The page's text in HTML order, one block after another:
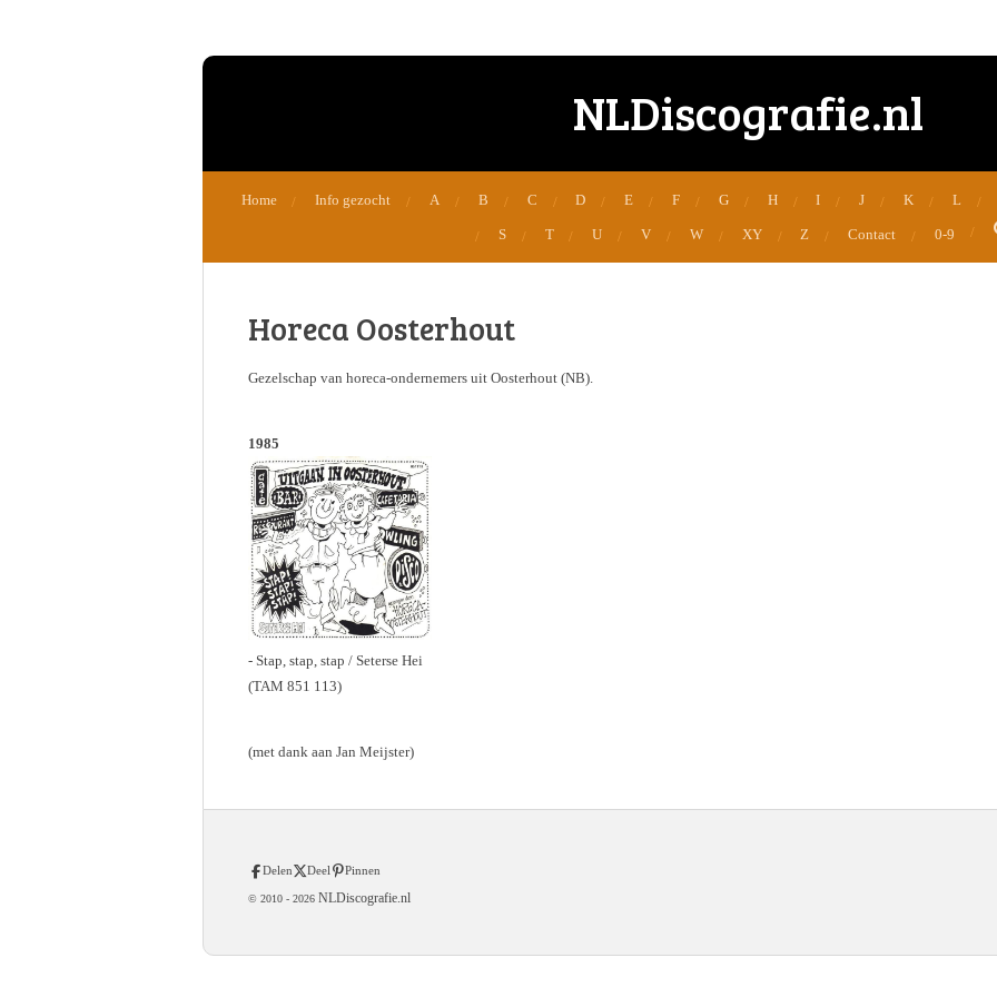
NLDiscografie.nl
Home Info gezocht A B C D E F G H I J K L
S T U V W XY Z Contact 0-9
Horeca Oosterhout
Gezelschap van horeca-ondernemers uit Oosterhout (NB).
1985
- Stap, stap, stap / Seterse Hei
(TAM 851 113)
(met dank aan Jan Meijster)
Delen Deel Pinnen
© 2010 - 2026 NLDiscografie.nl